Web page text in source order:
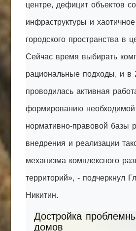
центре, дефицит объектов
инфраструктуры и
городского пространства в
Сейчас время выбирать
рациональные подходы, и в
проводилась активная
формированию необходимой
нормативно-правовой базы
внедрения и реализации
механизма комплексного
территорий», - подчеркнул
Никитин.
Достройка
домов